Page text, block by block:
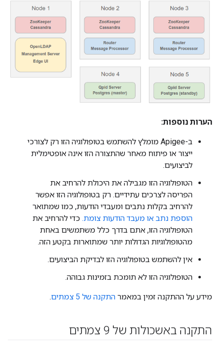
הערות נוספות:
ב-Apigee מומלץ להשתמש בטופולוגיה הזו רק לצורכי
ייצור או פיתוח מאחר שהתצורה הזו אינה אופטימלית
לביצועים.
הטופולוגיה הזו מגבילה את היכולת להרחיב את
הפריסה לצרכים עתידיים. רק בטופולוגיה הזו אפשר
להרחיב בקלות נתבים ומעבדי הודעות, כמו שמתואר
הוספת נתב או מעבד הודעות צומת. כדי להרחיב את
הטופולוגיה הזו, אתם בדרך כלל משתמשים באחת
מהטופולוגיות הגדולות יותר שמתוארות בקטע הזה.
אין להשתמש בטופולוגיה הזו לבדיקת הביצועים.
הטופולוגיה הזו לא תומכת בזמינות גבוהה.
מידע על ההתקנה זמין במאמר התקנה של 5 צמתים .
התקנה באשכולות של 9 צמתים